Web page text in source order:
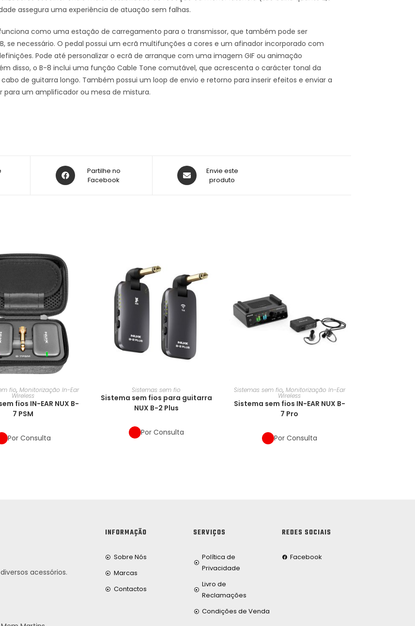
assegura uma experiência de atuação sem falhas.
como uma estação de carregamento para o transmissor, que também pode ser
se necessário. O pedal possui um ecrã multifunções a cores e um afinador incorporado com
Pode até personalizar o ecrã de arranque com uma imagem GIF ou animação
disso, o B-8 inclui uma função Cable Tone comutável, que acrescenta o carácter tonal da
de guitarra longo. Também possui um loop de envio e retorno para inserir efeitos e enviar a
para um amplificador ou mesa de mistura.
Partilhe no
Facebook
Envie este
produto
fio, Monitorização In-Ear
Wireless
fios IN-EAR NUX B-
7 PSM
Por Consulta
Sistemas sem fio
Sistema sem fios para guitarra
NUX B-2 Plus
Por Consulta
Sistemas sem fio, Monitorização In-Ear
Wireless
Sistema sem fios IN-EAR NUX B-
7 Pro
Por Consulta
acessórios.
INFORMAÇÃO
Sobre Nós
Marcas
Contactos
SERVIÇOS
Política de
Privacidade
Livro de
Reclamações
Condições de Venda
REDES SOCIAIS
Facebook